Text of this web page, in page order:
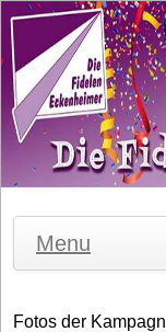
Menu
Fotos der